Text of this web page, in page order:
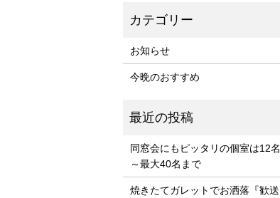
お知らせ
今晩のおすすめ
同窓会にもピッタリの個室は12名
～最大40名まで
焼きたてガレットでお洒落『歓送